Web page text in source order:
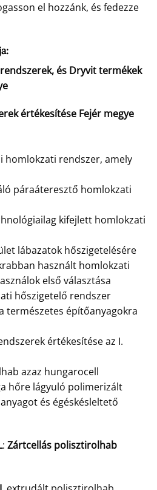
el hozzánk, és fedezze
és Dryvit termékek
értékesítése Fejér megye
homlokzati rendszer, amely
páraáteresztő homlokzati
kifejlett homlokzati
lábazatok hőszigetelésére
használt homlokzati
első választása
hőszigetelő rendszer
természetes építőanyagokra
értékesítése az I.
azaz hungarocell
hőre lágyuló polimerizált
és égéskésleltető
: Zártcellás polisztirolhab